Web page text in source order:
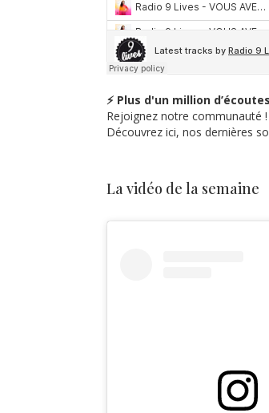
⚡ Plus d'un million
Rejoignez notre communauté !
Découvrez ici, nos dernières
La vidéo de la semaine